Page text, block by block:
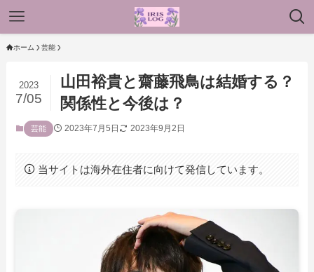
ホーム 芸能
山田裕貴と齋藤飛鳥は結婚する？
関係性と今後は？
2023
7/05
芸能 2023年7月5日 2023年9月2日
当サイトは海外在住者に向けて発信しています。